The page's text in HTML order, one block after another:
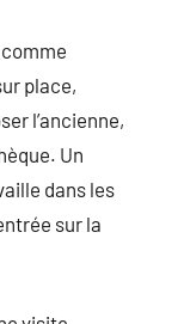
place,
l’ancienne,
Un
dans les
sur la